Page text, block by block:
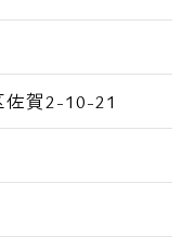
佐賀2-10-21